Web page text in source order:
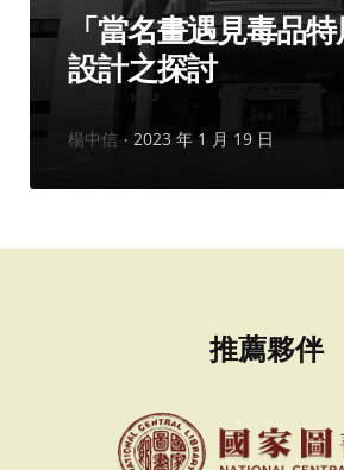
「當名畫遇見毒品
設計之探討
作
楊中信 2023 年 1 月 19 日
推薦夥伴